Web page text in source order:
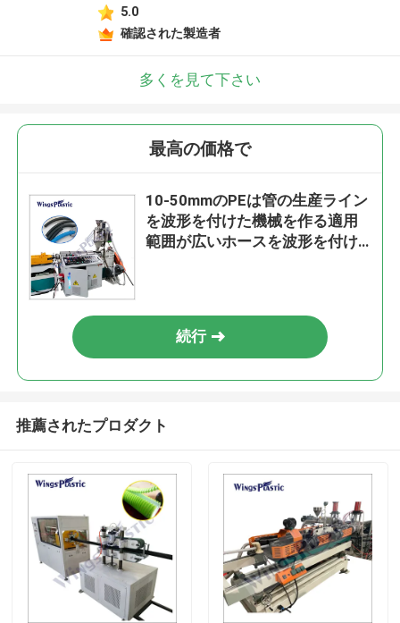
5.0
確認された製造者
多くを見て下さい
最高の価格で
10-50mmのPEは管の生産ライン
を波形を付けた機械を作る適用
範囲が広いホースを波形を付け
続行
推薦されたプロダクト